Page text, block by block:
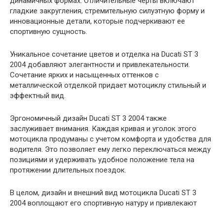
гладкие закругления, стремительную силуэтную форму и
инновационные детали, которые подчеркивают ее
спортивную сущность.
Уникальное сочетание цветов и отделка на Ducati ST 3
2004 добавляют элегантности и привлекательности.
Сочетание ярких и насыщенных оттенков с
металлической отделкой придает мотоциклу стильный и
эффектный вид.
Эргономичный дизайн Ducati ST 3 2004 также
заслуживает внимания. Каждая кривая и уголок этого
мотоцикла продуманы с учетом комфорта и удобства для
водителя. Это позволяет ему легко переключаться между
позициями и удерживать удобное положение тела на
протяжении длительных поездок.
В целом, дизайн и внешний вид мотоцикла Ducati ST 3
2004 воплощают его спортивную натуру и привлекают